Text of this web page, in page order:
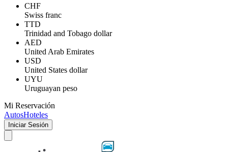
CHF
Swiss franc
TTD
Trinidad and Tobago dollar
AED
United Arab Emirates
USD
United States dollar
UYU
Uruguayan peso
Mi Reservación
AutosHoteles
Iniciar Sesión